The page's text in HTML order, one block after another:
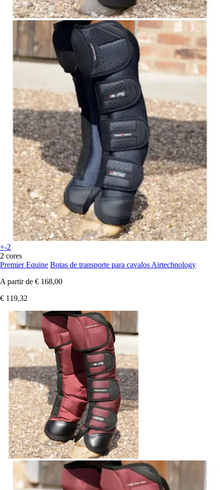
+-2
2 cores
Premier Equine Botas de transporte para cavalos Airtechnology
A partir de € 168,00
€ 119,32